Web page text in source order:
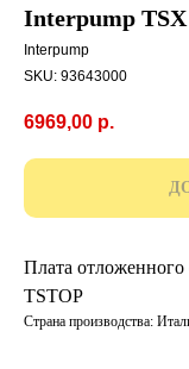
Interpump TSX
Interpump
SKU: 93643000
6969,00 р.
Плата
TSTOP
Страна производства: